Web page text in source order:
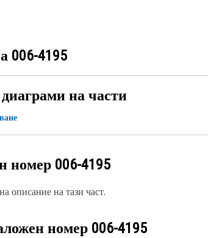
006-4195
на части
номер 006-4195
описание на тази част.
номер 006-4195